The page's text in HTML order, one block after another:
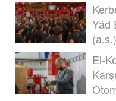
Yâd
El-